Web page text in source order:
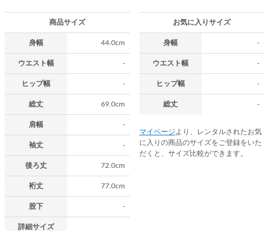
商品サイズ
身幅 44.0cm
ウエスト幅 -
ヒップ幅 -
総丈 69.0cm
肩幅 -
袖丈 -
後ろ丈 72.0cm
裄丈 77.0cm
股下 -
詳細サイズ
お気に入りサイズ
身幅 -
ウエスト幅 -
ヒップ幅 -
総丈 -
マイページ より、レンタルされたお気
に入りの商品のサイズをご登録をいた
だくと、サイズ比較ができます。